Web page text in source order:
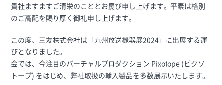
貴社ますますご清栄のこととお慶び申し上げます。平素は格別
のご高配を賜り厚く御礼申し上げます。
この度、三友株式会社は「九州放送機器展2024」に出展する運
びとなりました。
会では、今注目のバーチャルプロダクション Pixotope (ピクソ
トープ) をはじめ、弊社取扱の輸入製品を多数展示いたします。